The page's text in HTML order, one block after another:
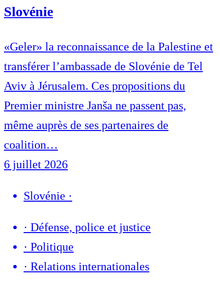
Slovénie
«Geler» la reconnaissance de la Palestine et
transférer l’ambassade de Slovénie de Tel
Aviv à Jérusalem. Ces propositions du
Premier ministre Janša ne passent pas,
même auprès de ses partenaires de
coalition…
6 juillet 2026
Slovénie ·
· Défense, police et justice
· Politique
· Relations internationales